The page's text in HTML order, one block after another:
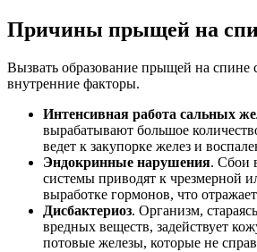
Причины прыщей на
Вызвать образование прыщей на
внутренние факторы.
Интенсивная работа сальных
вырабатывают большое
ведет к закупорке желез и
Эндокринные нарушения. Сбои
системы приводят к чрезмерной
выработке гормонов, что
Дисбактериоз. Организм,
вредных веществ, задействует
потовые железы, которые не